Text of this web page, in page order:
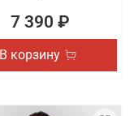
7 390 ₽
В корзину